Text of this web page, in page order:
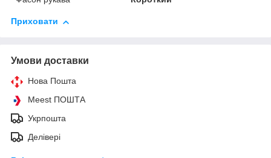
Приховати
Умови доставки
Нова Пошта
Meest ПОШТА
Укрпошта
Делівері